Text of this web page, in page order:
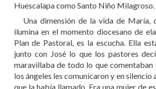
Huescalapa como Santo Niño Milagroso.
Una dimensión de la vida de María,
ilumina en el momento diocesano de
Plan de Pastoral, es la escucha. Ella
junto con José lo que los pastores
maravillaba de todo lo que comentaban
los ángeles les comunicaron y en silencio
que la había llamado. Era una mujer de